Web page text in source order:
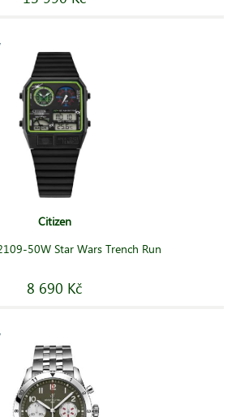
Citizen
50W Star Wars Trench Run
8 690 Kč